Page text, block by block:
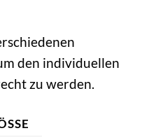
den individuellen
zu werden.